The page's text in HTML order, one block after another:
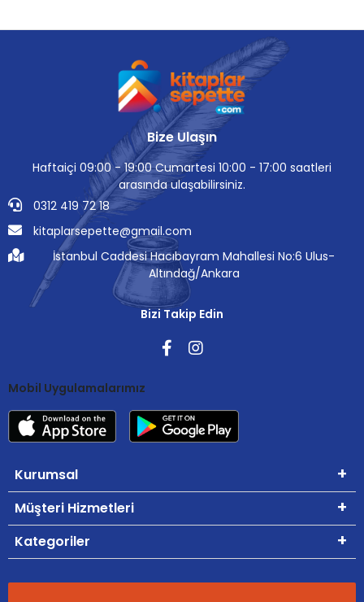
Bize Ulaşın
Haftaiçi 09:00 - 19:00 Cumartesi 10:00 - 17:00 saatleri
arasında ulaşabilirsiniz.
0312 419 72 18
kitaplarsepette@gmail.com
İstanbul Caddesi Hacıbayram Mahallesi No:6 Ulus-
Altındağ/Ankara
Bizi Takip Edin
Mobil Uygulamalarımız
Kurumsal
Müşteri Hizmetleri
Kategoriler